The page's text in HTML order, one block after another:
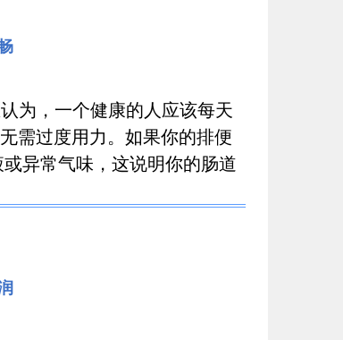
为，一个健康的人应该每天
需过度用力。如果你的排便
异常气味，这说明你的肠道